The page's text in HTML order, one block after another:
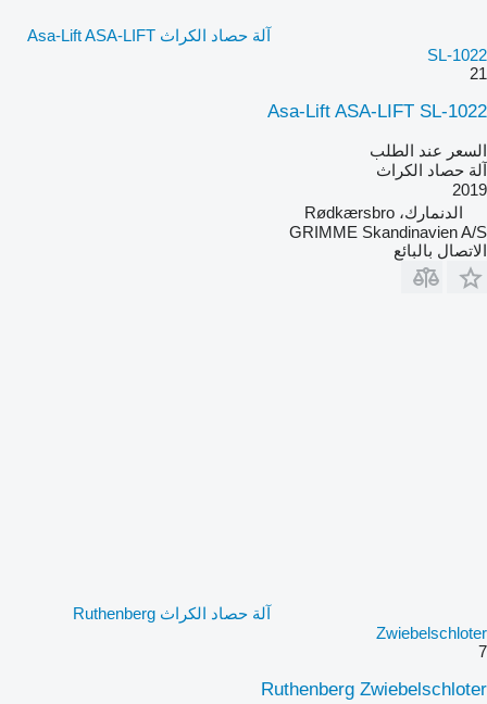
آلة حصاد الكراث Asa-Lift ASA-LIFT
SL-1022
21
Asa-Lift ASA-LIFT SL-1022
السعر عند الطلب
آلة حصاد الكراث
2019
الدنمارك، Rødkærsbro
GRIMME Skandinavien A/S
الاتصال بالبائع
آلة حصاد الكراث Ruthenberg
Zwiebelschloter
7
Ruthenberg Zwiebelschloter